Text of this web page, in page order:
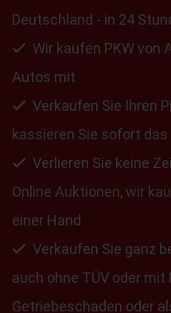
Deutschland - in 24
Wir kaufen PKW von
Autos mit
Verkaufen Sie Ihren
kassieren Sie sofort das
Verlieren Sie keine
Online Auktionen, wir
einer Hand
Verkaufen Sie ganz
auch ohne TÜV oder
Getriebeschaden oder